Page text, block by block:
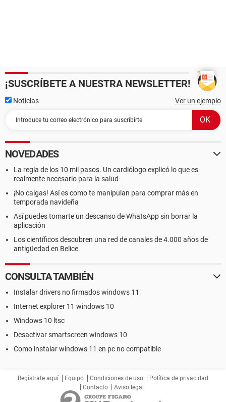
¡SUSCRÍBETE A NUESTRA NEWSLETTER!
Noticias Ver un ejemplo
NOVEDADES
La regla de los 10 mil pasos. Un cardiólogo explicó lo que es
realmente necesario para la salud
¡No caigas! Así es como te manipulan para comprar más en
temporada navideña
Así puedes tomarte un descanso de WhatsApp sin borrar la
aplicación
Los científicos descubren una red de canales de 4.000 años de
antigüedad en Belice
CONSULTA TAMBIÉN
Instalar drivers no firmados windows 11
Internet explorer 11 windows 10
Windows 10 ltsc
Desactivar smartscreen windows 10
Como instalar windows 11 en pc no compatible
Regístrate aquí Equipo Condiciones de uso
Política de privacidad
Contacto
Aviso legal